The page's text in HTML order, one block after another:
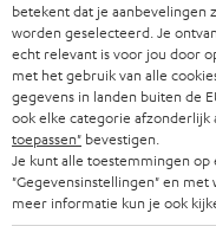
Inhoud levering
CAGE
1 × Aansluitkabel
1 × Microfoon voor CAGE
betekent dat je aanbevelingen
worden geselecteerd. Je
echt relevant is voor jou door
met het gebruik van alle
gegevens in landen buiten de
ook elke categorie
toepassen" bevestigen.
Je kunt alle toestemmingen
"Gegevensinstellingen" en
meer informatie kun je ook